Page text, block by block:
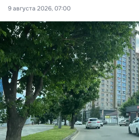
9 августа 2026, 07:00